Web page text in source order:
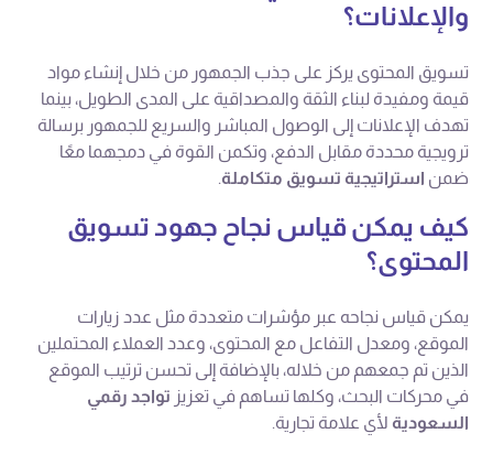
والإعلانات؟
تسويق المحتوى يركز على جذب الجمهور من خلال إنشاء مواد
قيمة ومفيدة لبناء الثقة والمصداقية على المدى الطويل، بينما
تهدف الإعلانات إلى الوصول المباشر والسريع للجمهور برسالة
ترويجية محددة مقابل الدفع، وتكمن القوة في دمجهما معًا
ضمن استراتيجية تسويق متكاملة.
كيف يمكن قياس نجاح جهود تسويق
المحتوى؟
يمكن قياس نجاحه عبر مؤشرات متعددة مثل عدد زيارات
الموقع، ومعدل التفاعل مع المحتوى، وعدد العملاء المحتملين
الذين تم جمعهم من خلاله، بالإضافة إلى تحسن ترتيب الموقع
في محركات البحث، وكلها تساهم في تعزيز تواجد رقمي
السعودية لأي علامة تجارية.